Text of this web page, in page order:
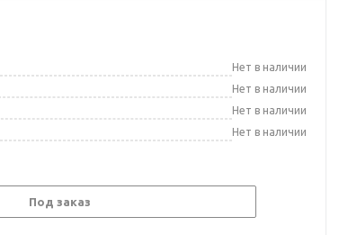
Нет в наличии
Нет в наличии
Нет в наличии
Нет в наличии
Под заказ